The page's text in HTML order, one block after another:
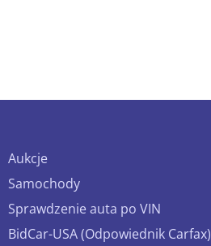
Aukcje
Samochody
Sprawdzenie auta po VIN
BidCar-USA (Odpowiednik Carfax)